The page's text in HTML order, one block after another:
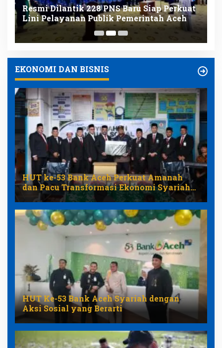
Resmi Dilantik 228 PNS Baru Siap Perkuat
Lini Pelayanan Publik Pemerintah Aceh
EKONOMI DAN BISNIS
HUT ke-53 Bank Aceh Perkuat Amanah
dan Pacu Transformasi Ekonomi Syariah
Aceh
HUT Ke-53 Bank Aceh Syariah dengan
Aksi Sosial yang Berarti